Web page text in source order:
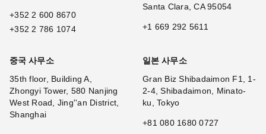
+352 2 600 8670
+352 2 786 1074
Santa Clara, CA 95054
+1 669 292 5611
중국 사무소
35th floor, Building A,
Zhongyi Tower, 580 Nanjing
West Road, Jing''an District,
Shanghai
일본 사무소
Gran Biz Shibadaimon F1, 1-
2-4, Shibadaimon, Minato-
ku, Tokyo
+81 080 1680 0727